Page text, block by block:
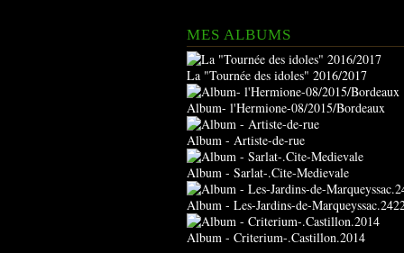
MES ALBUMS
La "Tournée des idoles" 2016/2017
Album- l'Hermione-08/2015/Bordeaux
Album - Artiste-de-rue
Album - Sarlat-.Cite-Medievale
Album - Les-Jardins-de-
Album - Criterium-.Castillon.2014